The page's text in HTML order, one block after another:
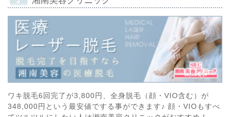
ワキ脱毛6回完了が3,800円、全身脱毛（顔・VIO含む）が
348,000円という最安値でする事ができます♪ 顔・VIOもすべ